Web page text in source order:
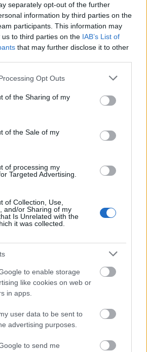
separately opt-out of the further
information by third parties on the
participants. This information may
to third parties on the IAB’s List of
that may further disclose it to other
website/app uses one or more Google
or usage behaviour. You may click to
to Google and its third-party tags to
specified purposes in below Google
Opt Outs
of the Sharing of my
of the Sale of my
of processing my
Targeted Advertising.
of Collection, Use,
and/or Sharing of my
Is Unrelated with the
it was collected.
to enable storage
like cookies on web or
in apps.
user data to be sent to
advertising purposes.
to send me
Reneszánsz estek
keretében az érdeklődők
tekinthetik meg a Legendás
virágok - a közkedvelt
kiállítást, este 8 órától pedig
TETTE…” – VASÁRNAP
A DOMBOS FEST
EMBERRE UTAZUNK, HANEM
TÁRSASÁGRA”